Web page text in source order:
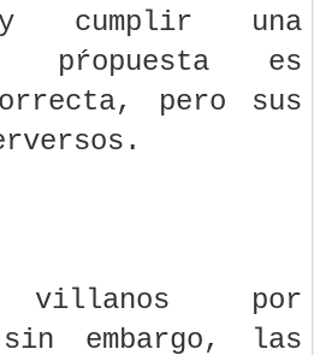
y cumplir una
pŕopuesta es
pero sus
por
embargo, las